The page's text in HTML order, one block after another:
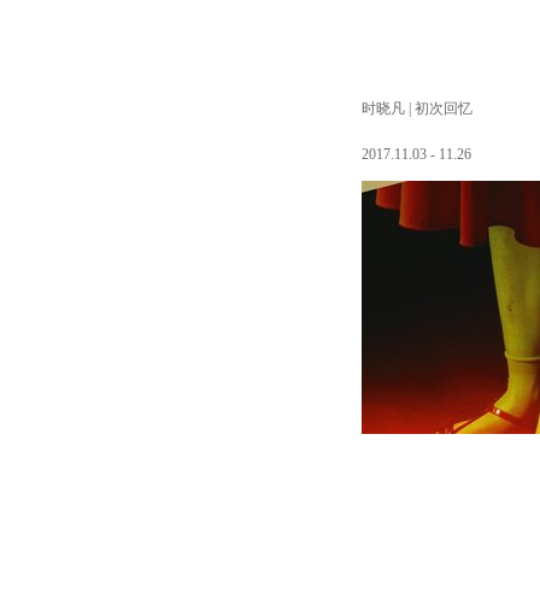
时晓凡 | 初次回忆
2017.11.03 - 11.26